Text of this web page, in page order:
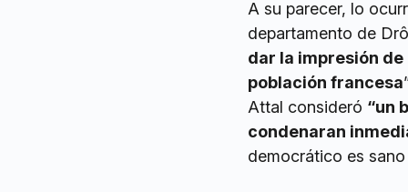
A su parecer, lo
departamento de
dar la impresión
población francesa
Attal consideró “un
condenaran
democrático es